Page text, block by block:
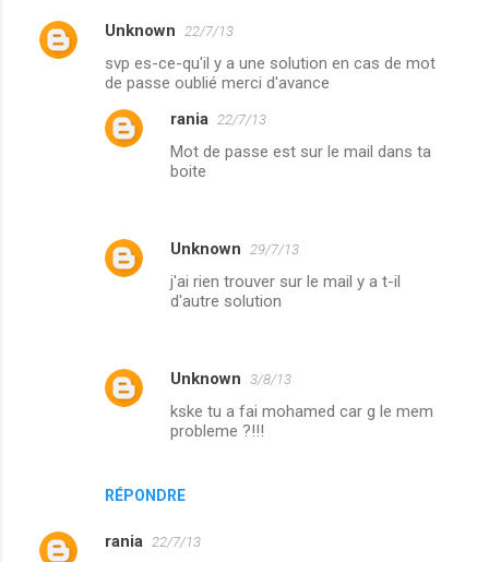
Unknown 22/7/13
svp es-ce-qu'il y a une solution en cas de mot
de passe oublié merci d'avance
RÉPONDRE
rania 22/7/13
Mot de passe est sur le mail dans ta
boite
Unknown 29/7/13
j'ai rien trouver sur le mail y a t-il
d'autre solution
Unknown 3/8/13
kske tu a fai mohamed car g le mem
probleme ?!!!
rania 22/7/13